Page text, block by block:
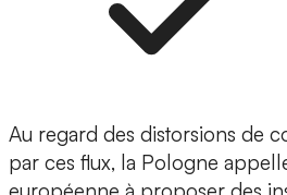
Au regard des distorsions de
par ces flux, la Pologne